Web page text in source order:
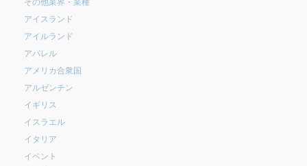
アイスランド
アイルランド
アパレル
アメリカ合衆国
アルゼンチン
イギリス
イスラエル
イタリア
イベント